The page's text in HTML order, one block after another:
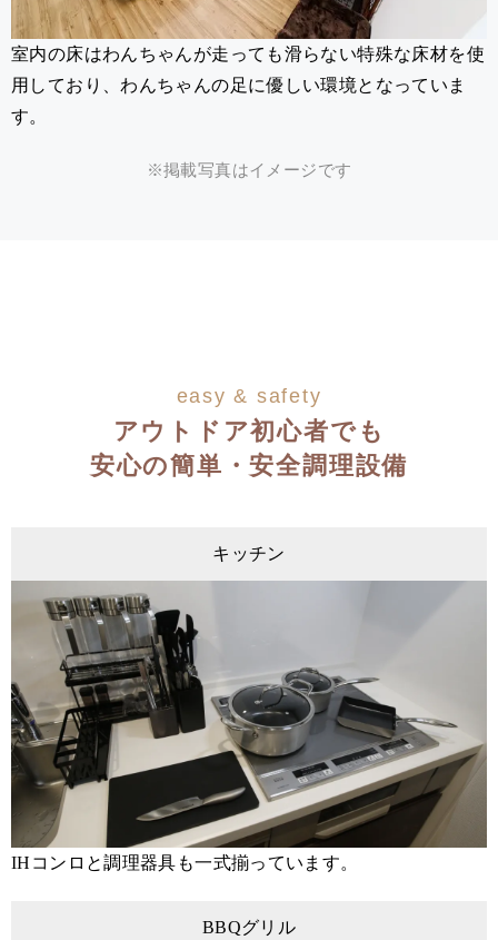
室内の床はわんちゃんが走っても滑らない特殊な床材を使
用しており、わんちゃんの足に優しい環境となっていま
す。
※掲載写真はイメージです
easy & safety
アウトドア初心者でも
安心の簡単・安全調理設備
キッチン
IHコンロと調理器具も一式揃っています。
BBQグリル